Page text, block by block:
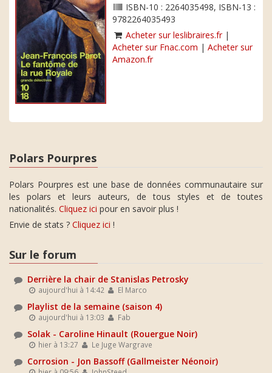
ISBN-10 : 2264035498, ISBN-13 :
9782264035493
Acheter sur leslibraires.fr|
Acheter sur Fnac.com | Acheter sur
Amazon.fr
Polars Pourpres
Polars Pourpres est une base de données communautaire sur
les polars et leurs auteurs, de tous styles et de toutes
nationalités. Cliquez ici pour en savoir plus !
Envie de stats ? Cliquez ici !
Sur le forum
Derrière la chair de Stanislas Petrosky
aujourd'hui à 14:42 El Marco
Playlist de la semaine (saison 4)
aujourd'hui à 13:03 Fab
Solak - Caroline Hinault (Rouergue Noir)
hier à 13:27 Le Juge Wargrave
Corrosion - Jon Bassoff (Gallmeister Néonoir)